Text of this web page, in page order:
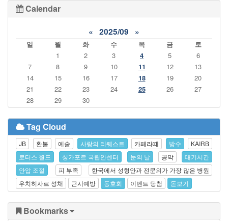
Calendar
« 2025/09 »
일 월 화 수 목 금
토
1
2 3 4 5
6
7
8 9 10 11 12
13
14
15 16 17 18 19
20
21
22 23 24 25 26
27
28
29 30
Tag Cloud
JB 환불 예술 사랑의 리퀘스트 카페라떼 방수
KAIRB
로터스 월드
싱가포르 국립안센터 눈의 날 공막
대기시간
안압 조절
피 부족
한국에서 성형안과 전문의가 가장 많은 병원
우치히사르 성채
근시예방 동호회 이벤트 당첨 돋보기
Bookmarks